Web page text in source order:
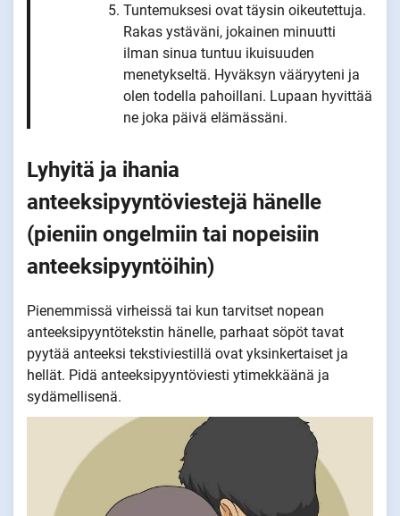
Tuntemuksesi ovat täysin oikeutettuja.
Rakas ystäväni, jokainen minuutti
ilman sinua tuntuu ikuisuuden
menetykseltä. Hyväksyn vääryyteni ja
olen todella pahoillani. Lupaan hyvittää
ne joka päivä elämässäni.
Lyhyitä ja ihania
anteeksipyyntöviestejä hänelle
(pieniin ongelmiin tai nopeisiin
anteeksipyyntöihin)
Pienemmissä virheissä tai kun tarvitset nopean
anteeksipyyntötekstin hänelle, parhaat söpöt tavat
pyytää anteeksi tekstiviestillä ovat yksinkertaiset ja
hellät. Pidä anteeksipyyntöviesti ytimekkäänä ja
sydämellisenä.